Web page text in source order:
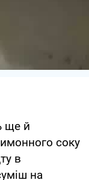
ще й
соку
в
на